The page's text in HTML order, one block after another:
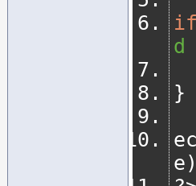
if
d
}
e